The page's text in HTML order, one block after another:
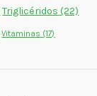
Triglicéridos (22)
Vitaminas (17)